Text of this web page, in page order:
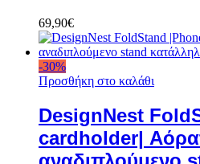
69,90€
-30%
Προσθήκη στο καλάθι
DesignNest
cardholder|